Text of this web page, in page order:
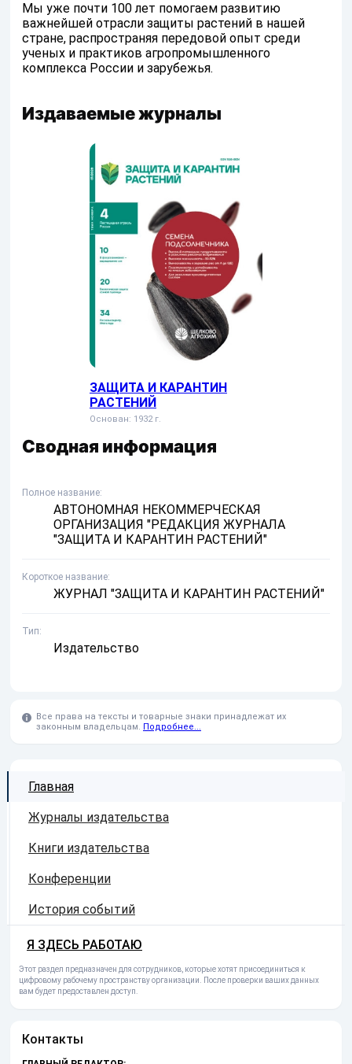
Мы уже почти 100 лет помогаем развитию
важнейшей отрасли защиты растений в нашей
стране, распространяя передовой опыт среди
ученых и практиков агропромышленного
комплекса России и зарубежья.
Издаваемые журналы
ЗАЩИТА И КАРАНТИН
РАСТЕНИЙ
Основан: 1932 г.
Сводная информация
Полное название
АВТОНОМНАЯ НЕКОММЕРЧЕСКАЯ
ОРГАНИЗАЦИЯ "РЕДАКЦИЯ ЖУРНАЛА
"ЗАЩИТА И КАРАНТИН РАСТЕНИЙ"
Короткое название
ЖУРНАЛ "ЗАЩИТА И КАРАНТИН РАСТЕНИЙ"
Тип
Издательство
Все права на тексты и товарные знаки принадлежат их
законным владельцам. Подробнее...
Главная
Журналы издательства
Книги издательства
Конференции
История событий
Я ЗДЕСЬ РАБОТАЮ
Этот раздел предназначен для сотрудников, которые хотят присоединиться к
цифровому рабочему пространству организации. После проверки ваших данных
вам будет предоставлен доступ.
Контакты